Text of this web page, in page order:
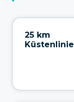
25 km
Küstenlinie